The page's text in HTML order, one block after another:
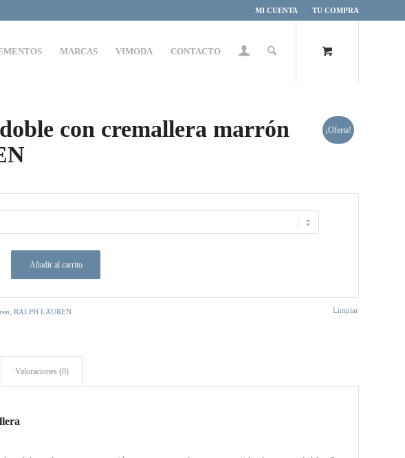
MI CUENTA TU COMPRA
MARCAS VIMODA CONTACTO
¡Oferta!
con cremallera marrón
Limpiar
Añadir al carrito
,RALPH LAUREN
Valoraciones (0)